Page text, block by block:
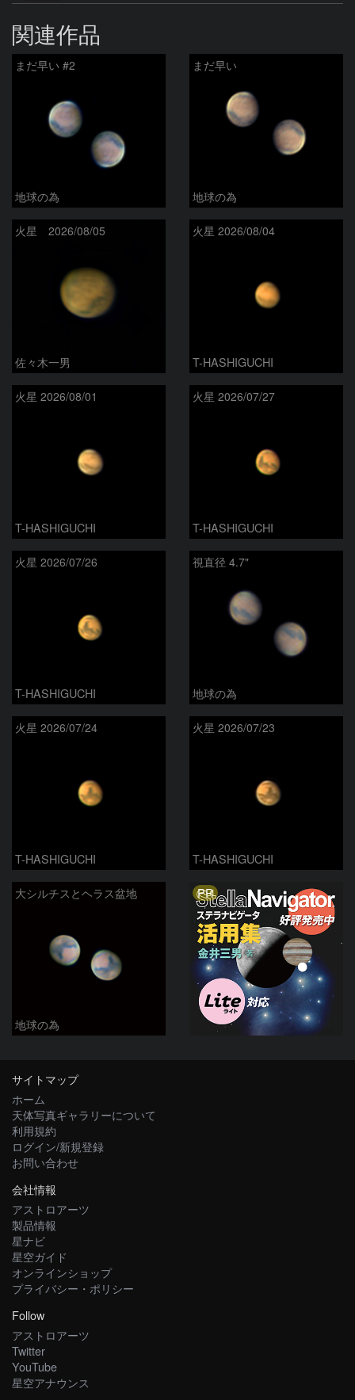
関連作品
まだ早い #2
地球の為
まだ早い
地球の為
火星 2026/08/05
佐々木一男
火星 2026/08/04
T-HASHIGUCHI
火星 2026/08/01
T-HASHIGUCHI
火星 2026/07/27
T-HASHIGUCHI
火星 2026/07/26
T-HASHIGUCHI
視直径 4.7"
地球の為
火星 2026/07/24
T-HASHIGUCHI
火星 2026/07/23
T-HASHIGUCHI
大シルチスとヘラス盆地
地球の為
PR
サイトマップ
ホーム
天体写真ギャラリーについて
利用規約
ログイン/新規登録
お問い合わせ
会社情報
アストロアーツ
製品情報
星ナビ
星空ガイド
オンラインショップ
プライバシー・ポリシー
Follow
アストロアーツ
Twitter
YouTube
星空アナウンス